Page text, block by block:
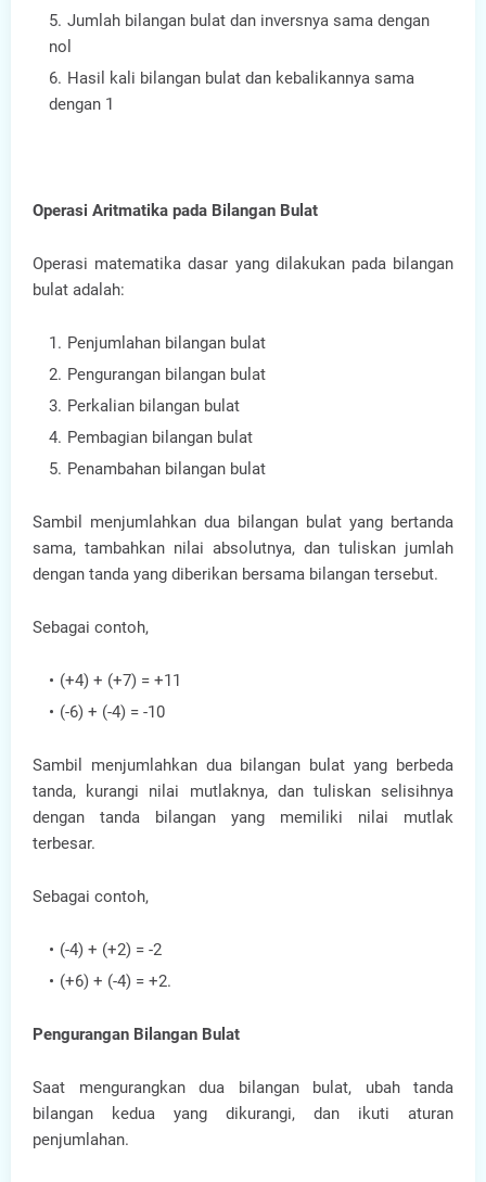
Jumlah bilangan bulat dan inversnya sama dengan
nol
Hasil kali bilangan bulat dan kebalikannya sama
dengan 1
Operasi Aritmatika pada Bilangan Bulat
Operasi matematika dasar yang dilakukan pada bilangan
bulat adalah:
Penjumlahan bilangan bulat
Pengurangan bilangan bulat
Perkalian bilangan bulat
Pembagian bilangan bulat
Penambahan bilangan bulat
Sambil menjumlahkan dua bilangan bulat yang bertanda
sama, tambahkan nilai absolutnya, dan tuliskan jumlah
dengan tanda yang diberikan bersama bilangan tersebut.
Sebagai contoh,
(+4) + (+7) = +11
(-6) + (-4) = -10
Sambil menjumlahkan dua bilangan bulat yang berbeda
tanda, kurangi nilai mutlaknya, dan tuliskan selisihnya
dengan tanda bilangan yang memiliki nilai mutlak
terbesar.
Sebagai contoh,
(-4) + (+2) = -2
(+6) + (-4) = +2.
Pengurangan Bilangan Bulat
Saat mengurangkan dua bilangan bulat, ubah tanda
bilangan kedua yang dikurangi, dan ikuti aturan
penjumlahan.